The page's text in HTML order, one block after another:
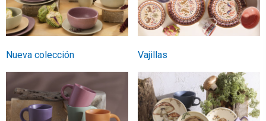
Nueva colección Vajillas